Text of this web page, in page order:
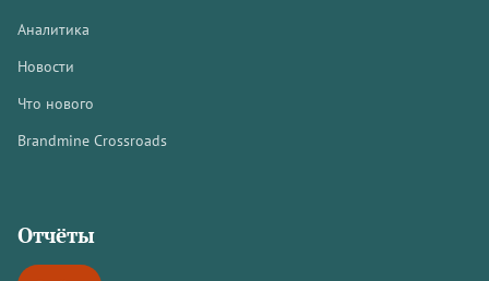
Аналитика
Новости
Что нового
Brandmine Crossroads
Отчёты